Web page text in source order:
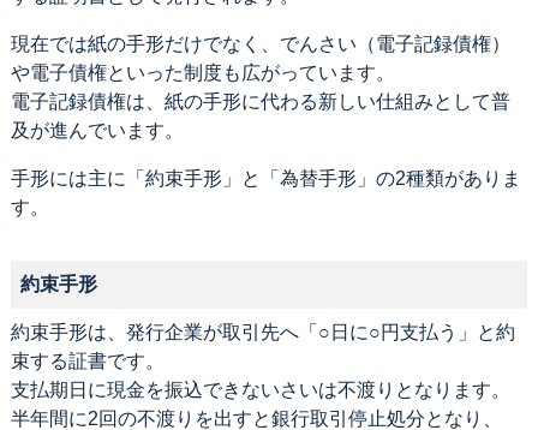
現在では紙の手形だけでなく、でんさい（電子記録債権）
や電子債権といった制度も広がっています。
電子記録債権は、紙の手形に代わる新しい仕組みとして普
及が進んでいます。
手形には主に「約束手形」と「為替手形」の2種類がありま
す。
約束手形
約束手形は、発行企業が取引先へ「○日に○円支払う」と約
束する証書です。
支払期日に現金を振込できないさいは不渡りとなります。
半年間に2回の不渡りを出すと銀行取引停止処分となり、